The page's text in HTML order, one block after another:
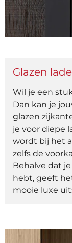
Glazen
Wil je een
Dan kan je
glazen
je voor diepe
wordt bij het
zelfs de
Behalve dat
hebt, geeft
mooie luxe